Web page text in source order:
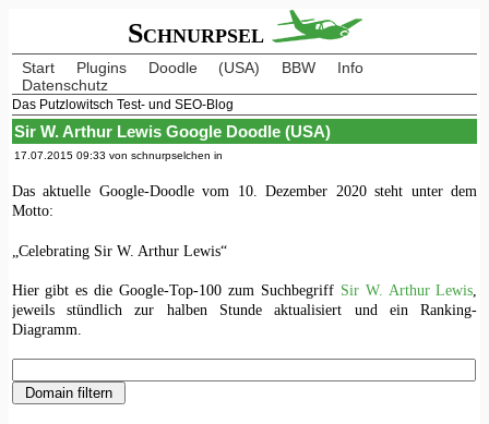
Schnurpsel
Start Plugins Doodle (USA) BBW
Info
Datenschutz
Das Putzlowitsch Test- und SEO-Blog
Sir W. Arthur Lewis Google Doodle (USA)
17.07.2015 09:33 von schnurpselchen in
Das aktuelle Google-Doodle vom 10. Dezember 2020 steht unter dem
Motto:
„Celebrating Sir W. Arthur Lewis“
Hier gibt es die Google-Top-100 zum Suchbegriff Sir W. Arthur Lewis
jeweils stündlich zur halben Stunde aktualisiert und ein Ranking-
Diagramm.